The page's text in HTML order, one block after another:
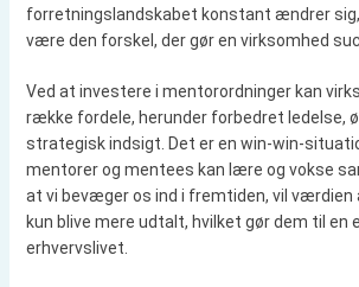
forretningslandskabet konstant ændrer
være den forskel, der gør en virksomhed
Ved at investere i mentorordninger kan
række fordele, herunder forbedret ledelse,
strategisk indsigt. Det er en win-win-
mentorer og mentees kan lære og vokse
at vi bevæger os ind i fremtiden, vil værdien
kun blive mere udtalt, hvilket gør dem til en
erhvervslivet.